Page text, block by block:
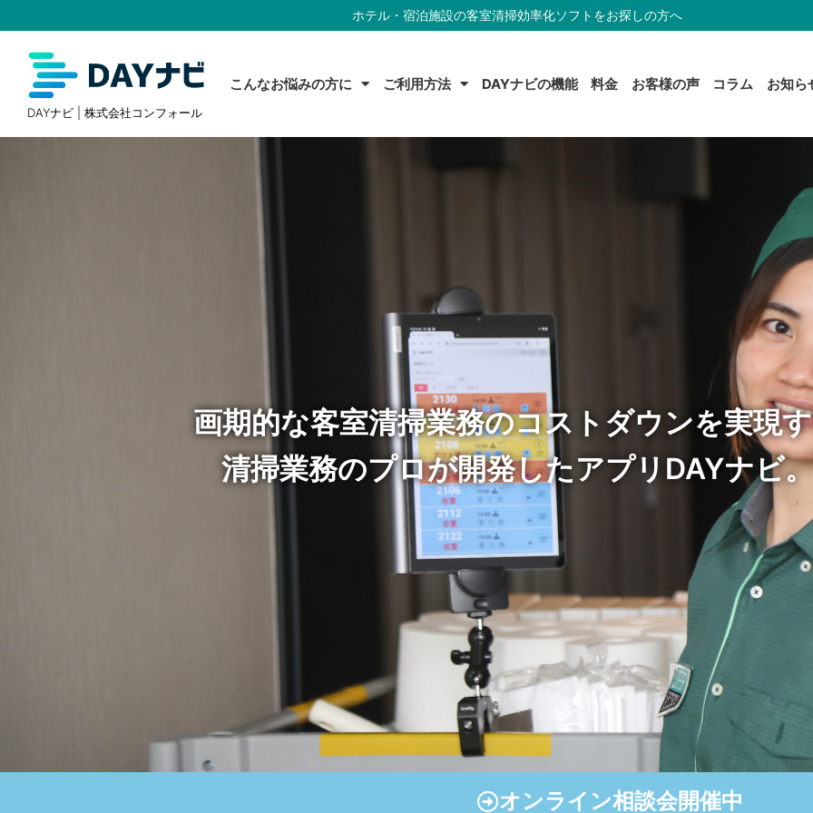
ホテル・宿泊施設の客室清掃効率化ソフトをお探しの方へ
DAYナビ | 株式会社コンフォール
こんなお悩みの方に ご利用方法 DAYナビの機能 料金 お客様の声 コラム お知ら
画期的な客室清掃業務のコストダウンを実現
清掃業務のプロが開発したアプリDAYナビ。
オンライン相談会開催中